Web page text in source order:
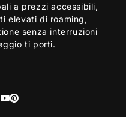
a prezzi accessibili,
elevati di roaming,
senza interruzioni
ti porti.